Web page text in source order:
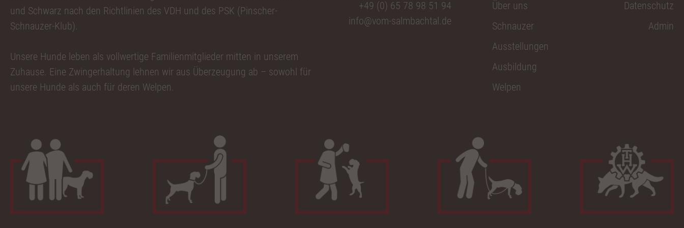
und Schwarz nach den Richtlinien des VDH und des PSK (Pinscher-
Schnauzer-Klub).
Unsere Hunde leben als vollwertige Familienmitglieder mitten in unserem
Zuhause. Eine Zwingerhaltung lehnen wir aus Überzeugung ab – sowohl für
unsere Hunde als auch für deren Welpen.
+49 (0) 65 78 98 51 94
info@vom-salmbachtal.de
Über uns
Schnauzer
Ausstellungen
Ausbildung
Welpen
Datenschutz
Admin